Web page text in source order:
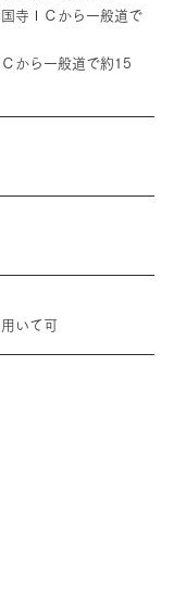
寺ＩＣから一般道で
から一般道で約15
いて可